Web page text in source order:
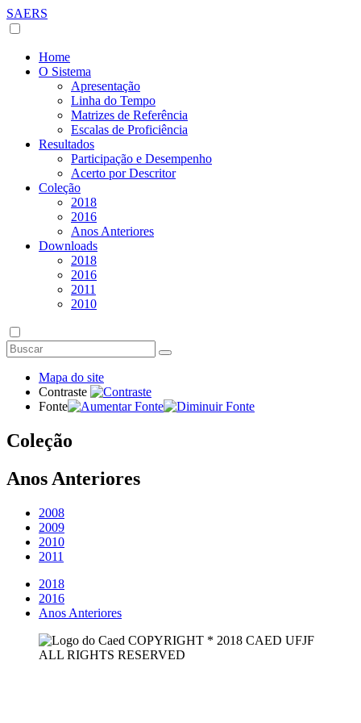
SAERS
Home
O Sistema
Apresentação
Linha do Tempo
Matrizes de Referência
Escalas de Proficiência
Resultados
Participação e Desempenho
Acerto por Descritor
Coleção
2018
2016
Anos Anteriores
Downloads
2018
2016
2011
2010
Mapa do site
Contraste
Fonte
Coleção
Anos Anteriores
2008
2009
2010
2011
2018
2016
Anos Anteriores
COPYRIGHT * 2018 CAED UFJF
ALL RIGHTS RESERVED